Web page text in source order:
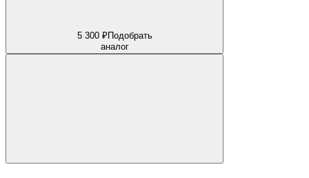
5 300 ₽Подобрать
аналог